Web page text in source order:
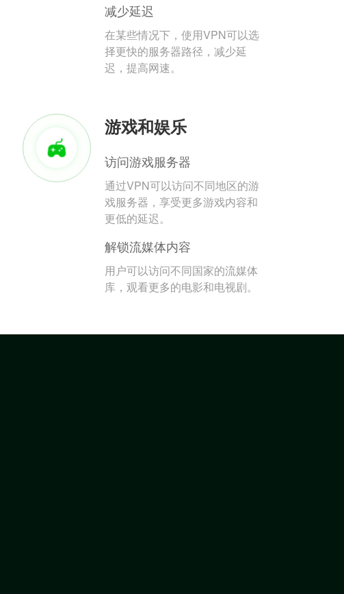
减少延迟
在某些情况下，使用VPN可以选
择更快的服务器路径，减少延
迟，提高网速。
游戏和娱乐
访问游戏服务器
通过VPN可以访问不同地区的游
戏服务器，享受更多游戏内容和
更低的延迟。
解锁流媒体内容
用户可以访问不同国家的流媒体
库，观看更多的电影和电视剧。